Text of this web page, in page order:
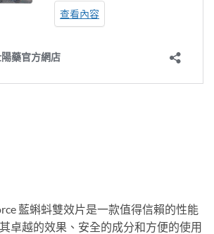
藍蝌蚪雙效片是一款值得信賴的性能
卓越的效果、安全的成分和方便的使用